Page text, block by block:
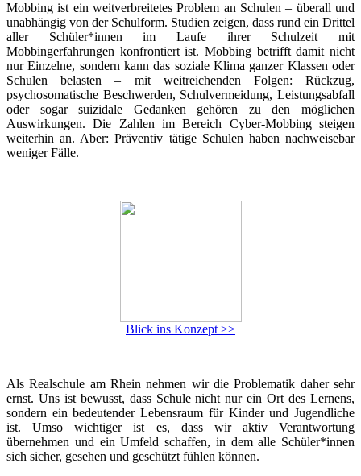
Mobbing ist ein weitverbreitetes Problem an Schulen – überall und
unabhängig von der Schulform. Studien zeigen, dass rund ein Drittel
aller Schüler*innen im Laufe ihrer Schulzeit mit
Mobbingerfahrungen konfrontiert ist. Mobbing betrifft damit nicht
nur Einzelne, sondern kann das soziale Klima ganzer Klassen oder
Schulen belasten – mit weitreichenden Folgen: Rückzug,
psychosomatische Beschwerden, Schulvermeidung, Leistungsabfall
oder sogar suizidale Gedanken gehören zu den möglichen
Auswirkungen. Die Zahlen im Bereich Cyber-Mobbing steigen
weiterhin an. Aber: Präventiv tätige Schulen haben nachweisebar
weniger Fälle.
Blick ins Konzept >>
Als Realschule am Rhein nehmen wir die Problematik daher sehr
ernst. Uns ist bewusst, dass Schule nicht nur ein Ort des Lernens,
sondern ein bedeutender Lebensraum für Kinder und Jugendliche
ist. Umso wichtiger ist es, dass wir aktiv Verantwortung
übernehmen und ein Umfeld schaffen, in dem alle Schüler*innen
sich sicher, gesehen und geschützt fühlen können.